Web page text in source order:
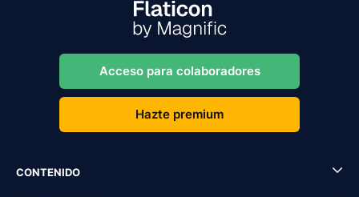
Acceso para colaboradores
Hazte premium
CONTENIDO